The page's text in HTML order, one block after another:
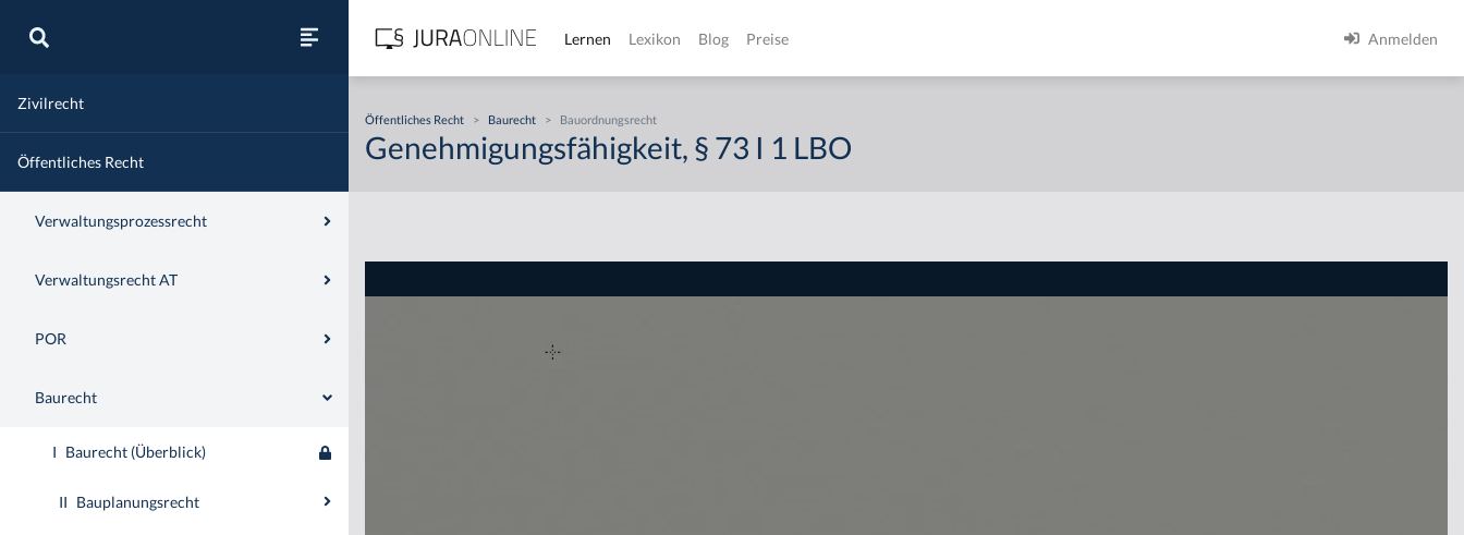
Zivilrecht
Öffentliches Recht
Verwaltungsprozessrecht
Verwaltungsrecht AT
POR
Baurecht
I Baurecht (Überblick)
II Bauplanungsrecht
Lernen Lexikon Blog Preise Anmelden
Öffentliches Recht > Baurecht > Bauordnungsrecht
Genehmigungsfähigkeit, § 73 I 1 LBO